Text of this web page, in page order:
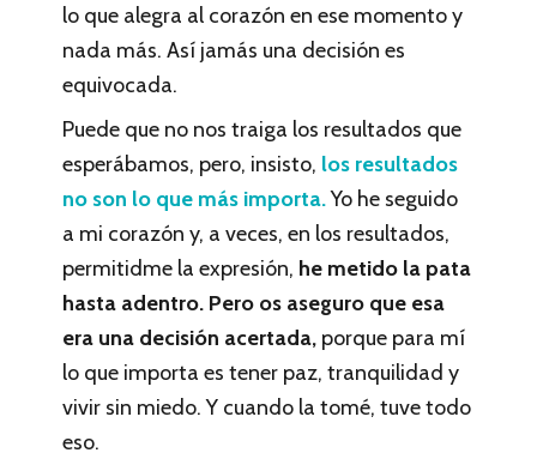
lo que alegra al corazón en ese momento y
nada más. Así jamás una decisión es
equivocada.
Puede que no nos traiga los resultados que
esperábamos, pero, insisto, los resultados
no son lo que más importa.Yo he seguido
a mi corazón y, a veces, en los resultados,
permitidme la expresión, he metido la pata
hasta adentro. Pero os aseguro que esa
era una decisión acertada, porque para mí
lo que importa es tener paz, tranquilidad y
vivir sin miedo. Y cuando la tomé, tuve todo
eso.